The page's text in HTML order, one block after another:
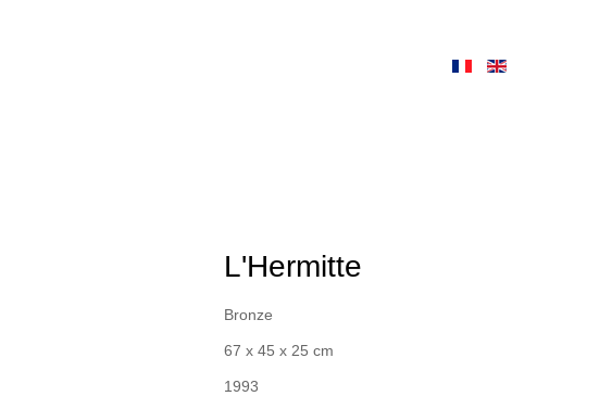
L'Hermitte
Bronze
67 x 45 x 25 cm
1993